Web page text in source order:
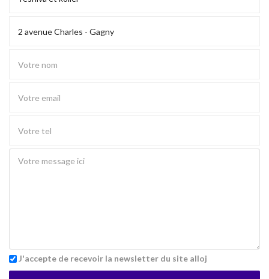
J'accepte de recevoir la newsletter du site alloj